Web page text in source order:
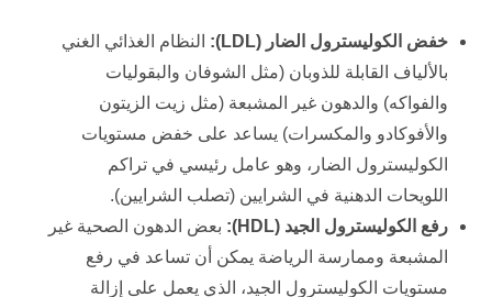
خفض الكوليسترول الضار (LDL
): النظام الغذائي الغني
بالألياف القابلة للذوبان (مثل الشوفان والبقوليات
والفواكه) والدهون غير المشبعة (مثل زيت الزيتون
والأفوكادو والمكسرات) يساعد على خفض مستويات
الكوليسترول الضار، وهو عامل رئيسي في تراكم
اللويحات الدهنية في الشرايين (تصلب الشرايين).
رفع الكوليسترول الجيد (HDL
): بعض الدهون الصحية غير
المشبعة وممارسة الرياضة يمكن أن تساعد في رفع
مستويات الكوليسترول الجيد، الذي يعمل على إزالة